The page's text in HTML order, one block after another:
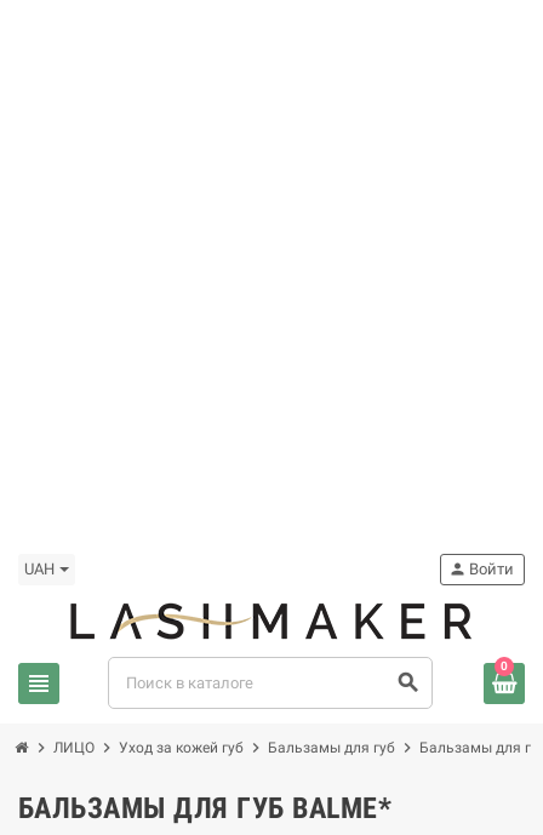
UAH
view_headline search
person Войти
0
chevron_right ЛИЦО chevron_right Уход за кожей губ chevron_right Бальзамы для губ chevron_right Бальзамы для
БАЛЬЗАМЫ ДЛЯ ГУБ BALME*